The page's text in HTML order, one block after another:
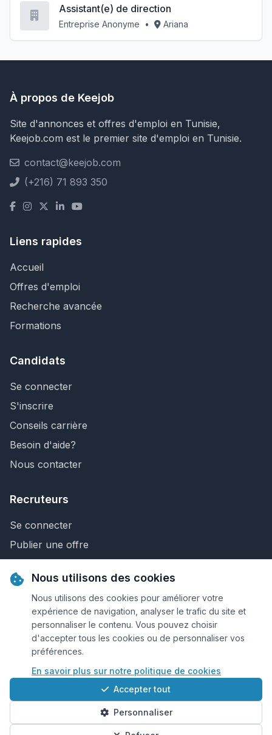
Assistant(e) de direction
Entreprise Anonyme • Ariana
À propos de Keejob
Site d'annonces et offres d'emploi en Tunisie,
Keejob.com est le premier site d'emploi en Tunisie.
contact@keejob.com
(+216) 71 893 350
Liens rapides
Accueil
Offres d'emploi
Recherche avancée
Formations
Candidats
Se connecter
S'inscrire
Conseils carrière
Besoin d'aide?
Nous contacter
Recruteurs
Se connecter
Publier une offre
Nous contacter
© 2026 Keejob.com. Tous droits réservés.
Conditions et règlement
Cookies
Qui sommes-nous?
Nous utilisons des cookies
Nous utilisons des cookies pour améliorer votre
expérience de navigation, analyser le trafic du site et
personnaliser le contenu. Vous pouvez choisir
d'accepter tous les cookies ou de personnaliser vos
préférences.
En savoir plus sur notre politique de cookies
Accepter tout
Personnaliser